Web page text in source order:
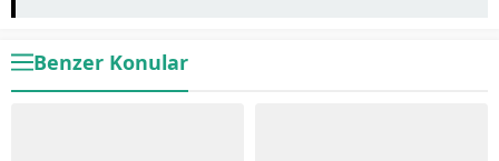
Benzer Konular